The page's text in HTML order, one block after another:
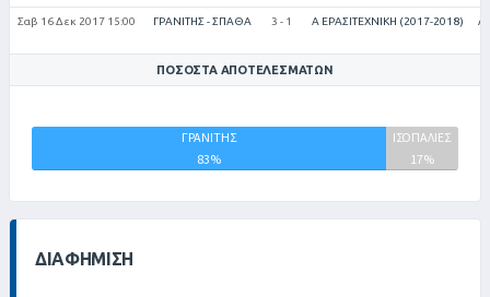
Σαβ 16 Δεκ 2017 15:00 ΓΡΑΝΙΤΗΣ - ΣΠΑΘΑ 3 - 1 Α ΕΡΑΣΙΤΕΧΝΙΚΗ (2017-2018)
ΠΟΣΟΣΤΆ ΑΠΟΤΕΛΕΣΜΆΤΩΝ
ΓΡΑΝΙΤΗΣ
83%
ΙΣΟΠΑΛΙΕΣ
17%
ΔΙΑΦΉΜΙΣΗ